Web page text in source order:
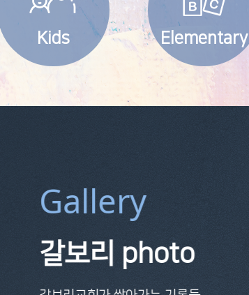
Kids Elementary
Gallery
갈보리 photo